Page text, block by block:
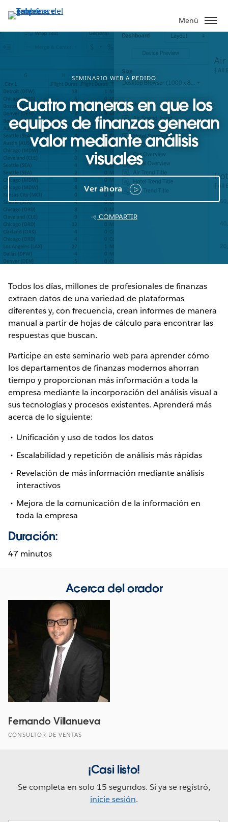
contenido
Menú
SEMINARIO WEB A PEDIDO
Cuatro maneras en que los
equipos de finanzas generan
valor mediante análisis
visuales
Ver ahora
COMPARTIR
Todos los días, millones de profesionales de finanzas
extraen datos de una variedad de plataformas
diferentes y, con frecuencia, crean informes de manera
manual a partir de hojas de cálculo para encontrar las
respuestas que buscan.
Participe en este seminario web para aprender cómo
los departamentos de finanzas modernos ahorran
tiempo y proporcionan más información a toda la
empresa mediante la incorporación del análisis visual a
sus tecnologías y procesos existentes. Aprenderá más
acerca de lo siguiente:
Unificación y uso de todos los datos
Escalabilidad y repetición de análisis más rápidas
Revelación de más información mediante análisis
interactivos
Mejora de la comunicación de la información en
toda la empresa
Duración:
47 minutos
Acerca del orador
Fernando Villanueva
CONSULTOR DE VENTAS
¡Casi listo!
Se completa en solo 15 segundos. Si ya se registró,
inicie sesión.